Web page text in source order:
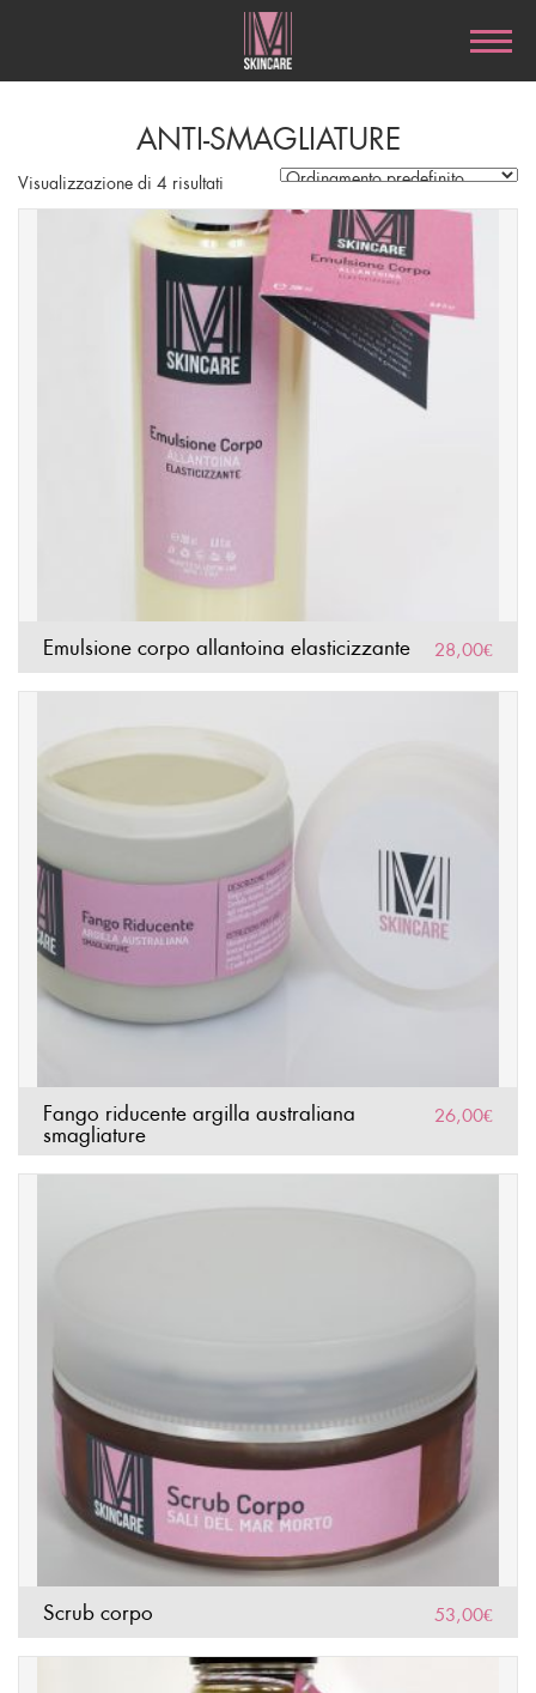
ANTI-SMAGLIATURE
Visualizzazione di 4 risultati
Emulsione corpo allantoina elasticizzante 28,00€
Fango riducente argilla australiana
smagliature
26,00€
Scrub corpo 53,00€